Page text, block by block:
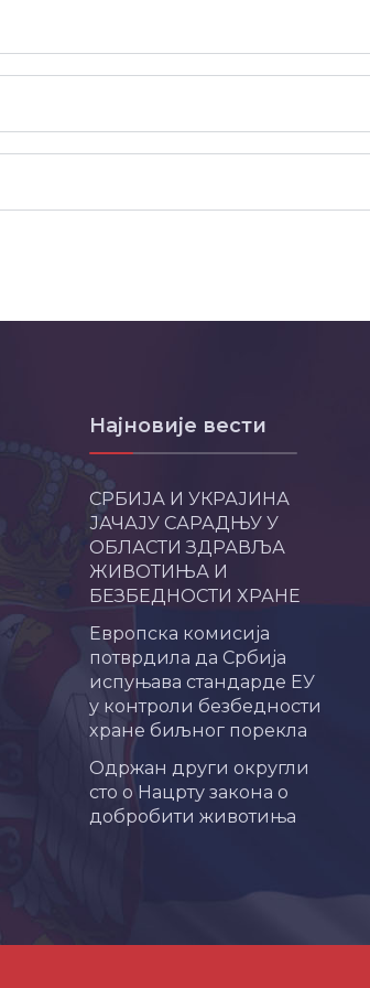
Најновије вести
СРБИЈА И УКРАЈИНА
ЈАЧАЈУ САРАДЊУ У
ОБЛАСТИ ЗДРАВЉА
ЖИВОТИЊА И
БЕЗБЕДНОСТИ ХРАНЕ
Европска комисија
потврдила да Србија
испуњава стандарде ЕУ
у контроли безбедности
хране биљног порекла
Одржан други округли
сто о Нацрту закона о
добробити животиња